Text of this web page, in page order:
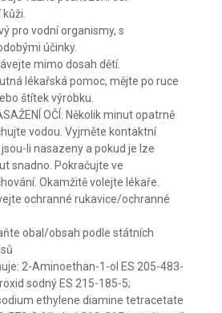
pro vodní organismy, s
účinky.
mimo dosah dětí.
lékařská pomoc, mějte po ruce
štítek výrobku.
OČÍ: Několik minut opatrně
vodou. Vyjměte kontaktní
jsou-li nasazeny a pokud je lze
snadno. Pokračujte ve
Okamžitě volejte lékaře.
ochranné rukavice/ochranné
obal/obsah podle státních
2-Aminoethan-1-ol ES 205-483-
sodný ES 215-185-5;
ethylene diamine tetracetate